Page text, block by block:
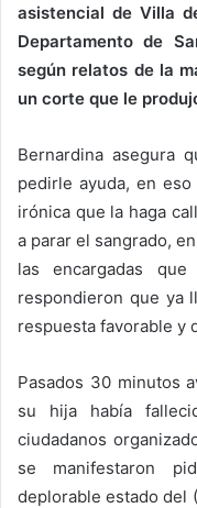
asistencial de Villa
Departamento de
según relatos de la
un corte que le
Bernardina asegura
pedirle ayuda, en
irónica que la haga
a parar el sangrado,
las encargadas
respondieron que ya
respuesta favorable y
Pasados 30 minutos
su hija había
ciudadanos
se manifestaron
deplorable estado del